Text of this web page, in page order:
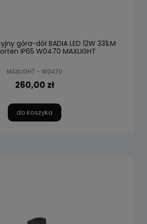
góra-dół BADIA LED 12W 331LM
IP65 W0470 MAXLIGHT
MAXLIGHT - W0470
260,00 zł
do koszyka